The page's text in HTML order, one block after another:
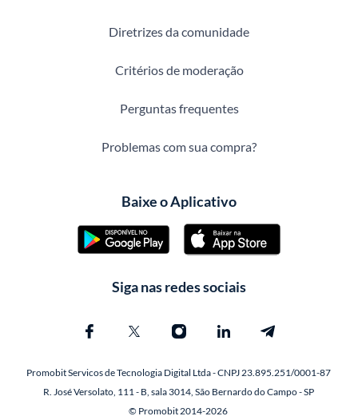
Diretrizes da comunidade
Critérios de moderação
Perguntas frequentes
Problemas com sua compra?
Baixe o Aplicativo
Siga nas redes sociais
Promobit Servicos de Tecnologia Digital Ltda - CNPJ 23.895.251/0001-87
R. José Versolato, 111 - B, sala 3014, São Bernardo do Campo - SP
© Promobit 2014-2026